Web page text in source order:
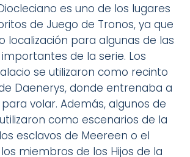
es uno de los lugares
de Juego de Tronos, ya que
localización para algunas de las
de la serie. Los
se utilizaron como recinto
Daenerys, donde entrenaba a
volar. Además, algunos de
como escenarios de la
esclavos de Meereen o el
miembros de los Hijos de la